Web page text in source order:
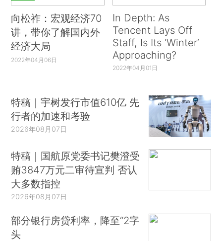
向松祚：宏观经济70
讲，带你了解国内外
经济大局
2022年04月06日
In Depth: As
Tencent Lays Off
Staff, Is Its ‘Winter’
Approaching?
2022年04月01日
特稿｜宇树发行市值610亿 先
行者的加速和考验
2026年08月07日
特稿｜国航原党委书记樊澄受
贿3847万元二审待宣判 否认
大多数指控
2026年08月07日
部分银行房贷利率，降至“2字
头